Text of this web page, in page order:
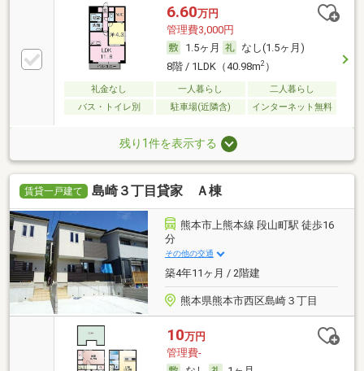
6.60万円
管理費3,000円
1.5ヶ月
なし(1.5ヶ月)
8階 / 1LDK（40.98m2）
礼金なし 一人暮らし
二人暮らし
バス・トイレ別
駐車場(近隣含) インターネット無料
残り1件を表示する
賃貸一戸建て 島崎３丁目貸家 Ａ棟
熊本市上熊本線 段山町駅 徒歩16
分
その他の交通
築4年11ヶ月 / 2階建
熊本県熊本市西区島崎３丁目
10万円
管理費-